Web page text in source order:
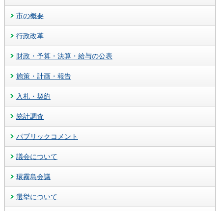
市の概要
行政改革
財政・予算・決算・給与の公表
施策・計画・報告
入札・契約
統計調査
パブリックコメント
議会について
環霧島会議
選挙について